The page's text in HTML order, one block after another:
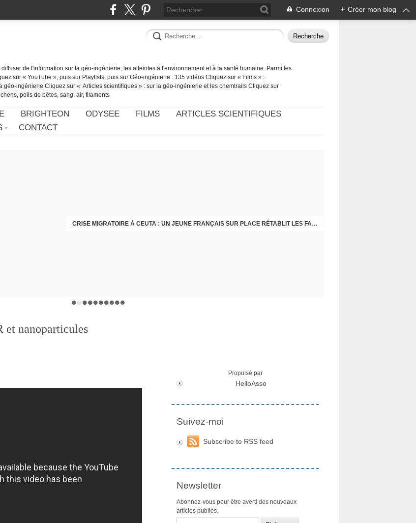
Connexion + Créer mon blog
de l'information sur la géo-ingénierie, les atteintes à l'environnement et à la santé humaine. Parmi les
sur « YouTube », puis sur Playlists, puis sur Géo-ingénierie : 135 vidéos Cliquez sur « Films » :
géo-ingénierie Cliquez sur « Articles scientifiques » : sur la géo-ingénierie et les chemtrails Cliquez sur
poils de bêtes, sang, air, filaments
BRIGHTEON ODYSEE FILMS
ARTICLES SCIENTIFIQUES
CONTACT
CRISE MIGRATOIRE À CEUTA : UN JEUNE FRANÇAIS SUR PLACE RÉTABLIT LES FAITS ! - RAPHAËL AYMA
et nanoparticules
Propulsé par
HelloAsso
Suivez-moi
Subscribe to RSS feed
Newsletter
Abonnez-vous pour être averti des nouveaux
articles publiés.
Email